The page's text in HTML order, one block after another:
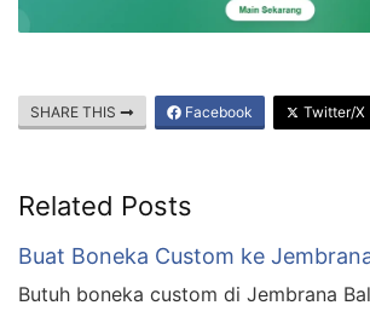
SHARE THIS Facebook Twitter/X
Related Posts
Buat Boneka Custom ke
Butuh boneka custom di Jembrana